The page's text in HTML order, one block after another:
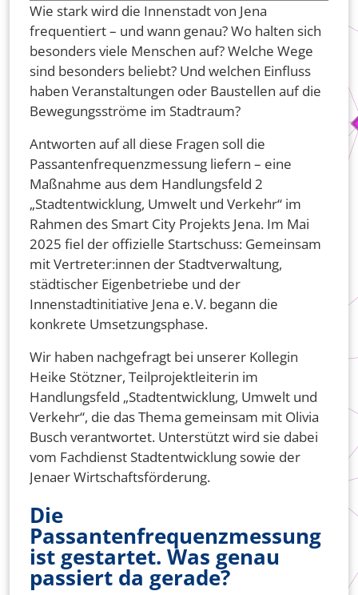
Wie stark wird die Innenstadt von Jena
frequentiert – und wann genau? Wo halten sich
besonders viele Menschen auf? Welche Wege
sind besonders beliebt? Und welchen Einfluss
haben Veranstaltungen oder Baustellen auf die
Bewegungsströme im Stadtraum?
Antworten auf all diese Fragen soll die
Passantenfrequenzmessung liefern – eine
Maßnahme aus dem Handlungsfeld 2
„Stadtentwicklung, Umwelt und Verkehr“ im
Rahmen des Smart City Projekts Jena. Im Mai
2025 fiel der offizielle Startschuss: Gemeinsam
mit Vertreter:innen der Stadtverwaltung,
städtischer Eigenbetriebe und der
Innenstadtinitiative Jena e. V. begann die
konkrete Umsetzungsphase.
Wir haben nachgefragt bei unserer Kollegin
Heike Stötzner, Teilprojektleiterin im
Handlungsfeld „Stadtentwicklung, Umwelt und
Verkehr“, die das Thema gemeinsam mit Olivia
Busch verantwortet. Unterstützt wird sie dabei
vom Fachdienst Stadtentwicklung sowie der
Jenaer Wirtschaftsförderung.
Die
Passantenfrequenzmessung
ist gestartet. Was genau
passiert da gerade?